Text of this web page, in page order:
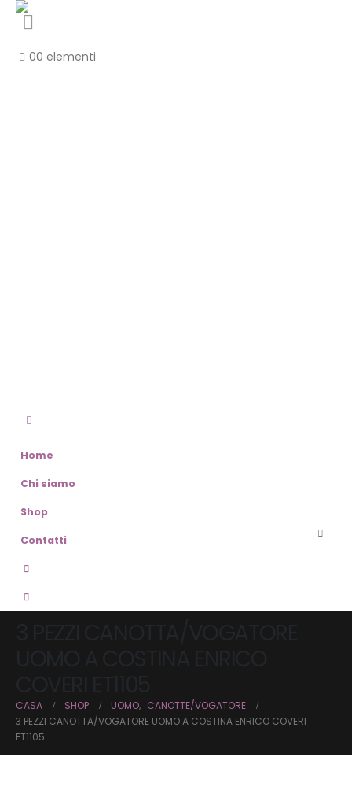
00 elementi
Home
Chi siamo
Shop
Contatti
CASA SHOP UOMO, CANOTTE/VOGATORE
3 PEZZI CANOTTA/VOGATORE UOMO A COSTINA ENRICO COVERI
ET1105